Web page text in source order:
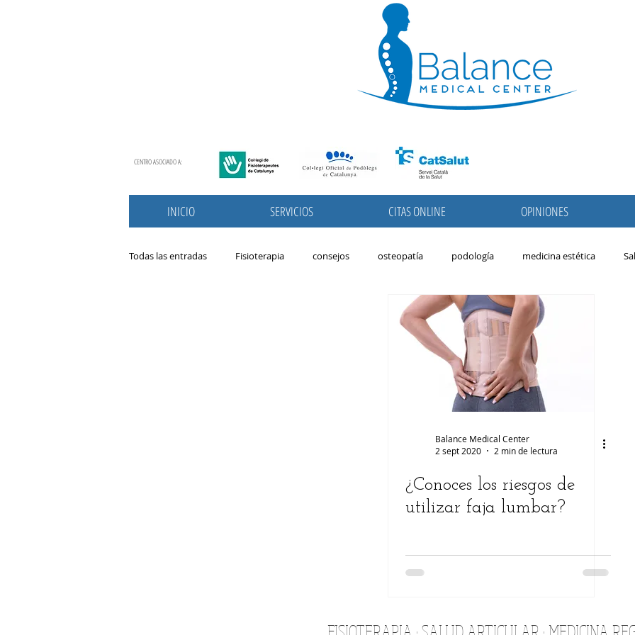
CENTRO ASOCIADO A:
INICIO SERVICIOS CITAS ONLINE OPINIONES
Todas las entradas Fisioterapia consejos osteopatía podología medicina estética
podologia pediatrica pies niños
Estética Auriculoterapia
Balance Medical Center
2 sept 2020
2 min de lectura
¿Conoces los riesgos de
utilizar faja lumbar?